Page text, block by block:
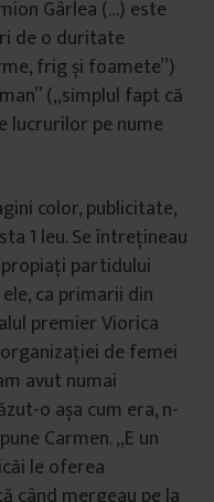
Gârlea (…) este
de o duritate
frig și foamete”)
(„simplul fapt că
lucrurilor pe nume
color, publicitate,
1 leu. Se întrețineau
partidului
ca primarii din
premier Viorica
de femei
avut numai
o așa cum era, n-
Carmen. „E un
le oferea